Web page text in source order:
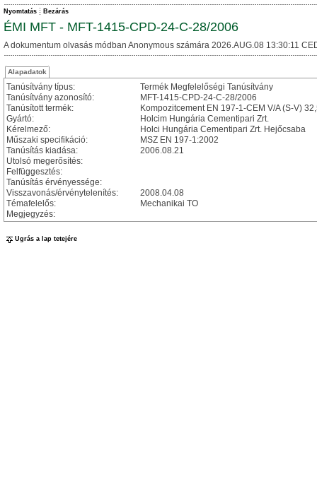
Nyomtatás Bezárás
ÉMI MFT - MFT-1415-CPD-24-C-28/2006
A dokumentum olvasás módban Anonymous számára 2026.AUG.08 13:30:11
Alapadatok
Tanúsítvány típus:
Termék Megfelelőségi Tanúsítvány
Tanúsítvány azonosító:
MFT-1415-CPD-24-C-28/2006
Tanúsított termék:
Kompozitcement EN 197-1-CEM V/A (S-V)
Gyártó:
Holcim Hungária Cementipari Zrt.
Kérelmező:
Holci Hungária Cementipari Zrt. Hejőcsaba
Műszaki specifikáció:
MSZ EN 197-1:2002
Tanúsítás kiadása:
2006.08.21
Utolsó megerősítés:
Felfüggesztés:
Tanúsítás érvényessége:
Visszavonás/érvénytelenítés:
2008.04.08
Témafelelős:
Mechanikai TO
Megjegyzés:
Ugrás a lap tetejére